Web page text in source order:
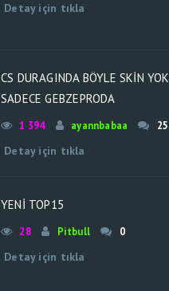
Detay için tıkla
CS DURAGINDA BÖYLE SKİN YOK
SADECE GEBZEPRODA
1 394 ayannbabaa 25
Detay için tıkla
YENİ TOP15
28 Pitbull 0
Detay için tıkla